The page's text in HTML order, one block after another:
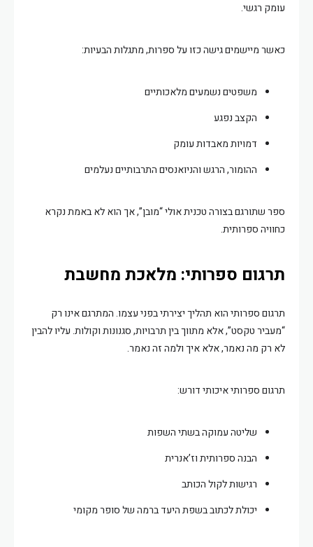
עומק רגשי.
כאשר מיישמים גישה כזו על ספרות, מתגלות הבעיות:
משפטים נשמעים מלאכותיים
הקצב נפגע
דמויות מאבדות עומק
ההומור, הרגש והניואנסים התרבותיים נעלמים
ספר שתורגם בצורה טכנית אולי “מובן”, אך הוא לא באמת נקרא
כחוויה ספרותית.
תרגום ספרותי: מלאכת מחשבת
תרגום ספרותי הוא תהליך יצירתי בפני עצמו. המתרגם אינו רק
“מעביר טקסט”, אלא מתווך בין תרבויות, סגנונות וקולות. עליו להבין
לא רק מה נאמר, אלא איך ולמה זה נאמר.
תרגום ספרותי איכותי דורש:
שליטה עמוקה בשתי השפות
הבנה ספרותית וז’אנרית
רגישות לקול הכותב
יכולת לכתוב בשפת היעד ברמה של סופר מקומי